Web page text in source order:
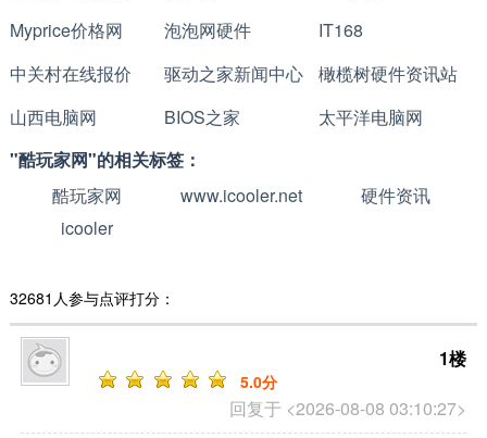
Myprice价格网
泡泡网硬件
IT168
中关村在线报价
驱动之家新闻中心
橄榄树硬件资讯站
山西电脑网
BIOS之家
太平洋电脑网
"酷玩家网"的相关标签：
酷玩家网
www.icooler.net
硬件资讯
icooler
32681人参与点评打分：
回复于 <2026-08-08 03:10:27>
1楼
5.0分